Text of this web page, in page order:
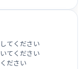
てください
てください
ださい